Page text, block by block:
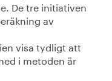
De tre initiativen
av
visa tydligt att
i metoden är